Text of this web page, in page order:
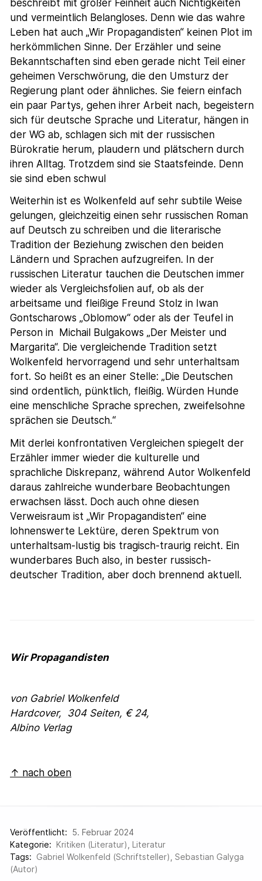
beschreibt mit großer Feinheit auch Nichtigkeiten
und vermeintlich Belangloses. Denn wie das wahre
Leben hat auch „Wir Propagandisten“ keinen Plot im
herkömmlichen Sinne. Der Erzähler und seine
Bekanntschaften sind eben gerade nicht Teil einer
geheimen Verschwörung, die den Umsturz der
Regierung plant oder ähnliches. Sie feiern einfach
ein paar Partys, gehen ihrer Arbeit nach, begeistern
sich für deutsche Sprache und Literatur, hängen in
der WG ab, schlagen sich mit der russischen
Bürokratie herum, plaudern und plätschern durch
ihren Alltag. Trotzdem sind sie Staatsfeinde. Denn
sie sind eben schwul
Weiterhin ist es Wolkenfeld auf sehr subtile Weise
gelungen, gleichzeitig einen sehr russischen Roman
auf Deutsch zu schreiben und die literarische
Tradition der Beziehung zwischen den beiden
Ländern und Sprachen aufzugreifen. In der
russischen Literatur tauchen die Deutschen immer
wieder als Vergleichsfolien auf, ob als der
arbeitsame und fleißige Freund Stolz in Iwan
Gontscharows „Oblomow“ oder als der Teufel in
Person in Michail Bulgakows „Der Meister und
Margarita“. Die vergleichende Tradition setzt
Wolkenfeld hervorragend und sehr unterhaltsam
fort. So heißt es an einer Stelle: „Die Deutschen
sind ordentlich, pünktlich, fleißig. Würden Hunde
eine menschliche Sprache sprechen, zweifelsohne
sprächen sie Deutsch.“
Mit derlei konfrontativen Vergleichen spiegelt der
Erzähler immer wieder die kulturelle und
sprachliche Diskrepanz, während Autor Wolkenfeld
daraus zahlreiche wunderbare Beobachtungen
erwachsen lässt. Doch auch ohne diesen
Verweisraum ist „Wir Propagandisten“ eine
lohnenswerte Lektüre, deren Spektrum von
unterhaltsam-lustig bis tragisch-traurig reicht. Ein
wunderbares Buch also, in bester russisch-
deutscher Tradition, aber doch brennend aktuell.
Wir Propagandisten
von Gabriel Wolkenfeld
Hardcover, 304 Seiten, € 24,
Albino Verlag
↑ nach oben
Veröffentlicht: 5. Februar 2024
Kategorie: Kritiken (Literatur) ,Literatur
Tags: Gabriel Wolkenfeld (Schriftsteller) ,Sebastian Galyga
(Autor)